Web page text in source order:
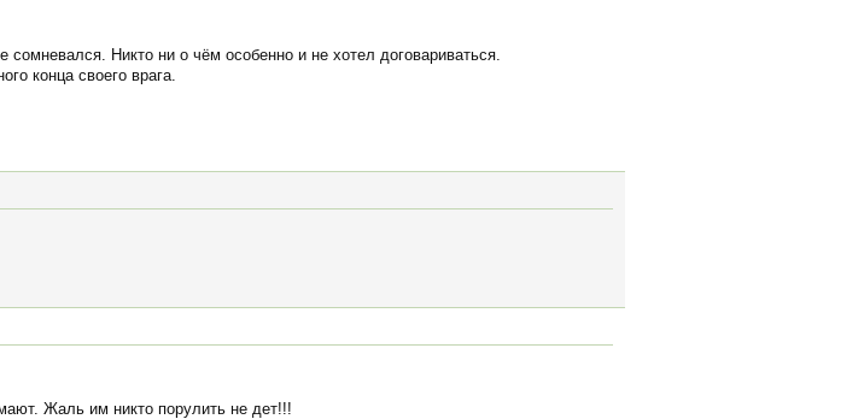
Никто ни о чём особенно и не хотел договариваться.
конца своего врага.
Жаль им никто порулить не дет!!!